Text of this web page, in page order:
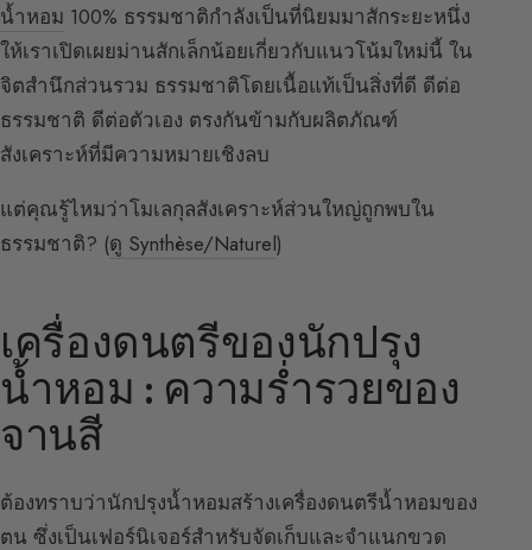
น้ำหอม 100% ธรรมชาติกำลังเป็นที่นิยมมาสักระยะหนึ่ง
ให้เราเปิดเผยม่านสักเล็กน้อยเกี่ยวกับแนวโน้มใหม่นี้ ใน
จิตสำนึกส่วนรวม ธรรมชาติโดยเนื้อแท้เป็นสิ่งที่ดี ดีต่อ
ธรรมชาติ ดีต่อตัวเอง ตรงกันข้ามกับผลิตภัณฑ์
สังเคราะห์ที่มีความหมายเชิงลบ
แต่คุณรู้ไหมว่าโมเลกุลสังเคราะห์ส่วนใหญ่ถูกพบใน
ธรรมชาติ? (ดู Synthèse/Naturel)
เครื่องดนตรีของนักปรุง
น้ำหอม : ความร่ำรวยของ
จานสี
ต้องทราบว่านักปรุงน้ำหอมสร้างเครื่องดนตรีน้ำหอมของ
ตน ซึ่งเป็นเฟอร์นิเจอร์สำหรับจัดเก็บและจำแนกขวด